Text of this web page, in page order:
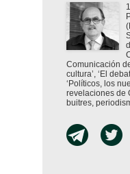
Comunicación
cultura’, ‘El
‘Políticos, los
revelaciones de
buitres,